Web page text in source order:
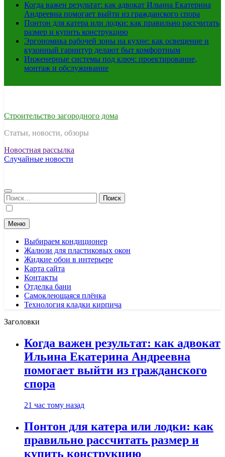
Когда важен результат: как адвокат Ильина Екатерина
Андреевна помогает выйти из гражданского спора
Понтон для катера или лодки: как правильно рассчитать
размер и купить конструкцию
Эргономика рабочей зоны на кухне: как освещение и
кухонный гарнитур делают быт комфортным
Инженерные системы под ключ: проектирование,
монтаж и обслуживание
Строительство загородного дома
Статьи, новости, обзоры
Новостная рассылка
Случайные новости
Найти:
Меню
Выбираем кондиционер
Жалюзи для пластиковых окон
Жидкие обои в интерьере
Карта сайта
Контакты
Отделка бани
Самоклеющаяся плёнка
Технология кладки кирпича
Заголовки
Когда важен результат: как адвокат
Ильина Екатерина Андреевна
помогает выйти из гражданского
спора
21 час тому назад
Понтон для катера или лодки: как
правильно рассчитать размер и
купить конструкцию